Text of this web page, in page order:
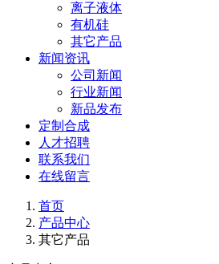
离子液体
有机硅
其它产品
新闻资讯
公司新闻
行业新闻
新品发布
定制合成
人才招聘
联系我们
在线留言
首页
产品中心
其它产品